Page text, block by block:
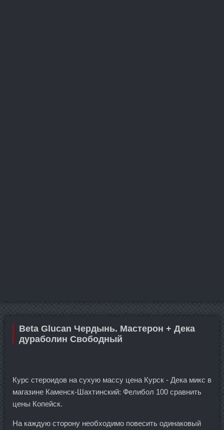
Beta Glucan Чердынь. Мастерон + Дека
дураболин Свободный
Курс стероидов на сухую массу цена Курск - Дека микс в
магазине Каменск-Шахтинский: Фелибол 100 сравнить
цены Копейск.
На каждую сторону необходимо повесить одинаковый